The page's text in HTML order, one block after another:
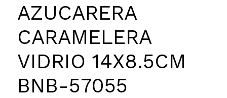
AZUCARERA
CARAMELERA
VIDRIO 14X8.5CM
BNB-57055